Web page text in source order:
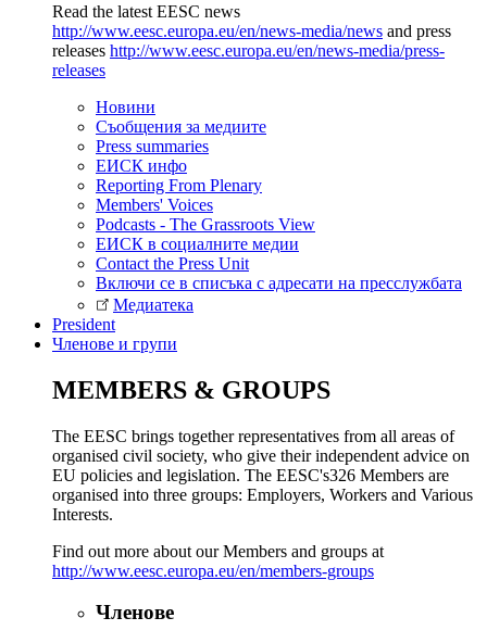
Read the latest EESC news
http://www.eesc.europa.eu/en/news-media/news and press
releases http://www.eesc.europa.eu/en/news-media/press-
releases
Новини
Съобщения за медиите
Press summaries
ЕИСК инфо
Reporting From Plenary
Members' Voices
Podcasts - The Grassroots View
ЕИСК в социалните медии
Contact the Press Unit
Включи се в списъка с адресати на пресслужбата
Медиатека
President
Членове и групи
MEMBERS & GROUPS
The EESC brings together representatives from all areas of
organised civil society, who give their independent advice on
EU policies and legislation. The EESC's326 Members are
organised into three groups: Employers, Workers and Various
Interests.
Find out more about our Members and groups at
http://www.eesc.europa.eu/en/members-groups
Членове